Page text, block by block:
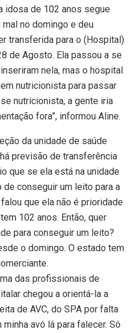
idosa de 102 anos segue
mal no domingo e deu
transferida para o (Hospital)
de Agosto. Ela passou a se
nela, mas o hospital
nutricionista para passar
nutricionista, a gente iria
fora”, informou Aline.
da unidade de saúde
previsão de transferência
que se ela está na unidade
conseguir um leito para a
que ela não é prioridade
102 anos. Então, quer
para conseguir um leito?
o domingo. O estado tem
das profissionais de
chegou a orientá-la a
de AVC, do SPA por falta
avó lá para falecer. Só